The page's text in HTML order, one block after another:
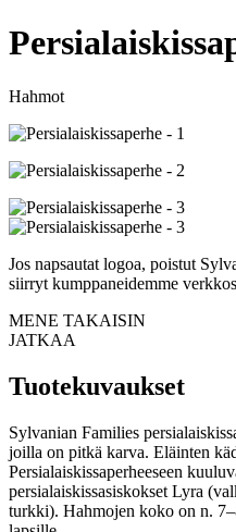
Hahmot
Jos napsautat logoa, poistut
siirryt kumppaneidemme
MENE TAKAISIN
JATKAA
Tuotekuvaukset
Sylvanian Families
joilla on pitkä karva. Eläinten
Persialaiskissaperheeseen
persialaiskissasiskokset Lyra
turkki). Hahmojen koko on n.